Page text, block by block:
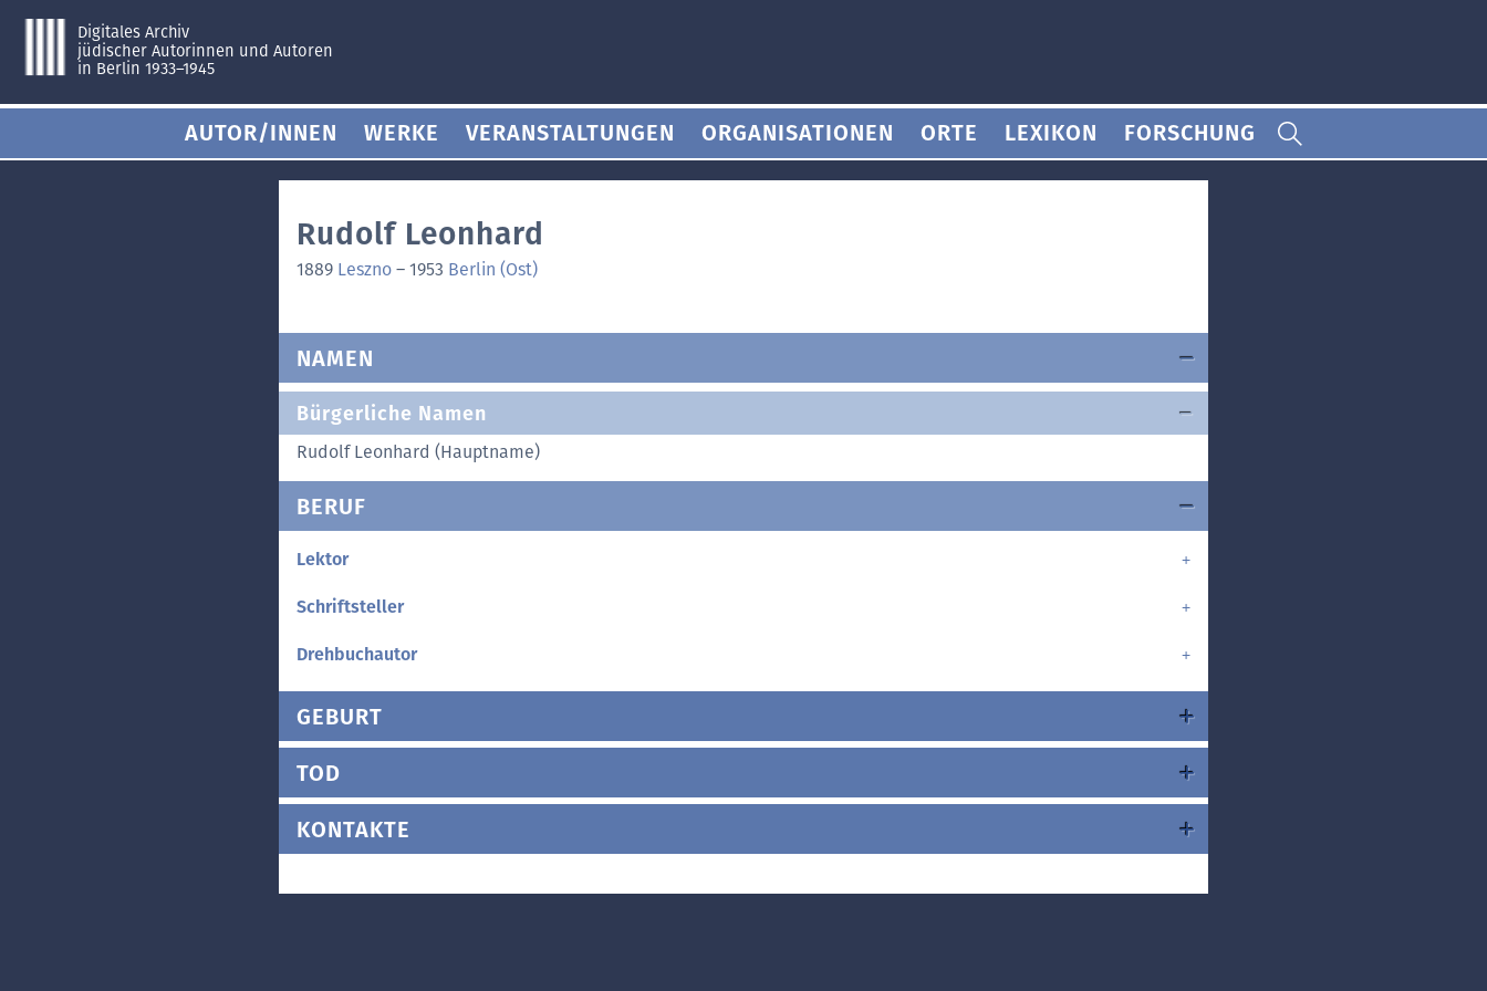
Digitales Archiv
jüdischer Autorinnen und Autoren
in Berlin 1933–1945
AUTOR/INNEN WERKE VERANSTALTUNGEN ORGANISATIONEN ORTE LEXIKON FORSCHUNG
Rudolf Leonhard
1889 Leszno – 1953 Berlin (Ost)
NAMEN
Bürgerliche Namen
Rudolf Leonhard (Hauptname)
BERUF
Lektor
Schriftsteller
Drehbuchautor
GEBURT
TOD
KONTAKTE